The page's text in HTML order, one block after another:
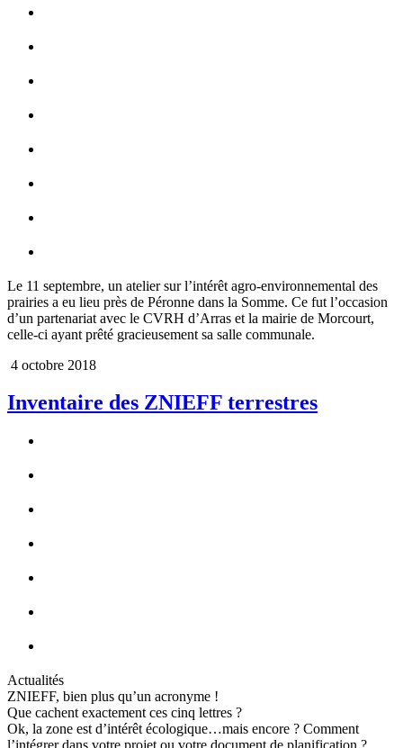
Le 11 septembre, un atelier sur l’intérêt agro-environnemental des
prairies a eu lieu près de Péronne dans la Somme. Ce fut l’occasion
d’un partenariat avec le CVRH d’Arras et la mairie de Morcourt,
celle-ci ayant prêté gracieusement sa salle communale.
4 octobre 2018
Inventaire des ZNIEFF terrestres
Actualités
ZNIEFF, bien plus qu’un acronyme !
Que cachent exactement ces cinq lettres ?
Ok, la zone est d’intérêt écologique…mais encore ? Comment
l’intégrer dans votre projet ou votre document de planification ?